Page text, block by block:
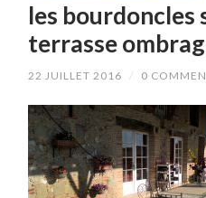
les bourdoncles
terrasse
22 JUILLET 2016 / 0